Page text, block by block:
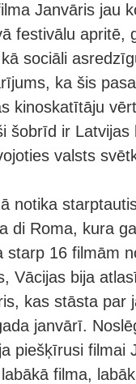
Janvāris jau
festivālu apritē,
sociāli
ka šis
kinoskatītāju
šobrīd ir
valsts
notika
di Roma, kura
starp 16 filmām
Vācijas bija
kas stāsta par
janvārī.
piešķīrusi filmai
filma,